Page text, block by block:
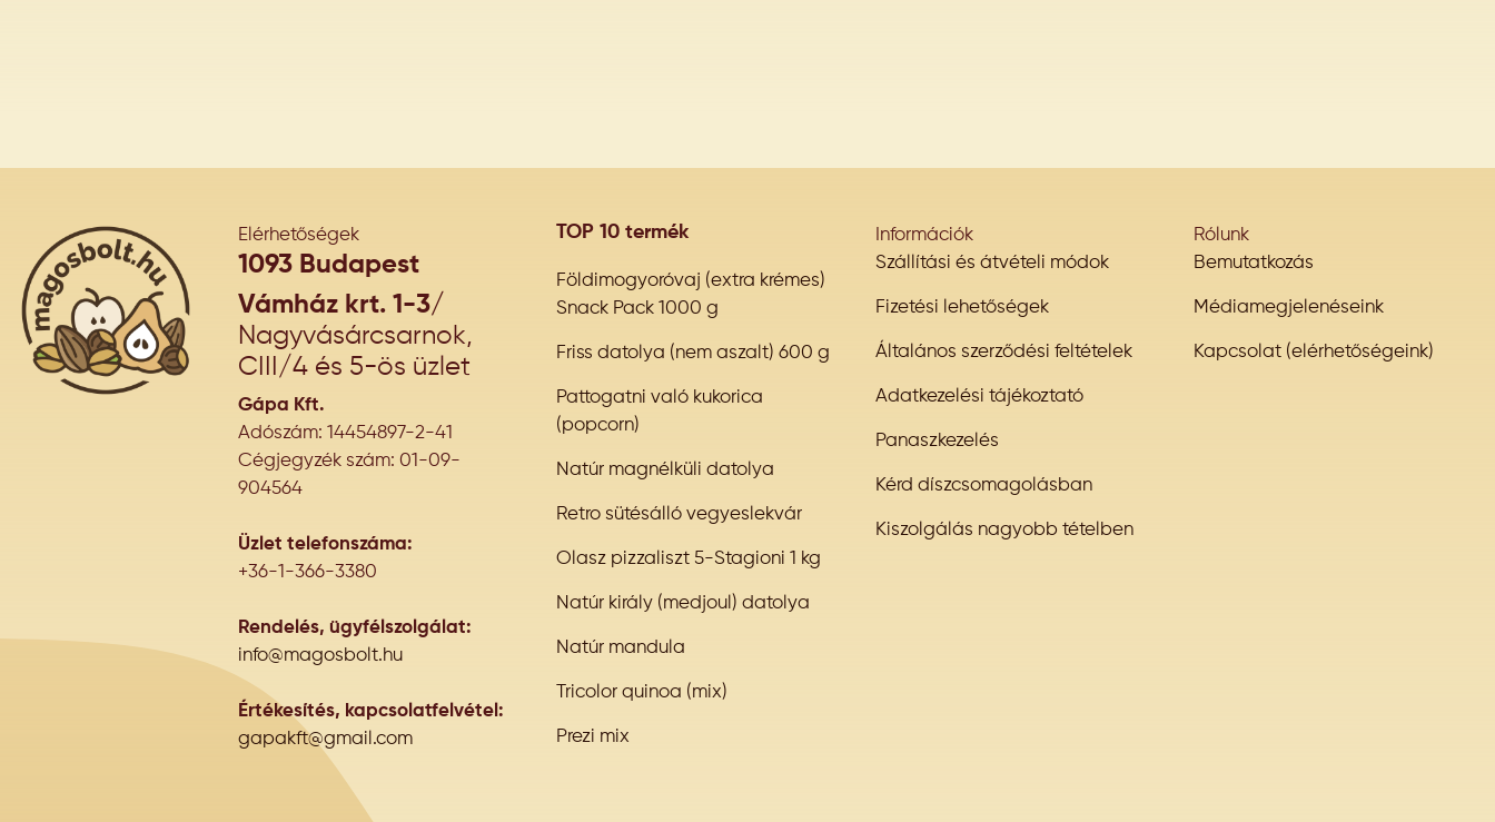
Elérhetőségek
1093 Budapest
Vámház krt. 1-3/
Nagyvásárcsarnok,
CIII/4 és 5-ös üzlet
Gápa Kft.
Adószám: 14454897-2-41
Cégjegyzék szám: 01-09-
904564
Üzlet telefonszáma:
+36-1-366-3380
Rendelés, ügyfélszolgálat:
info@magosbolt.hu
Értékesítés, kapcsolatfelvétel:
gapakft@gmail.com
TOP 10 termék
Földimogyoróvaj (extra krémes)
Snack Pack 1000 g
Friss datolya (nem aszalt) 600 g
Pattogatni való kukorica
(popcorn)
Natúr magnélküli datolya
Retro sütésálló vegyeslekvár
Olasz pizzaliszt 5-Stagioni 1 kg
Natúr király (medjoul) datolya
Natúr mandula
Tricolor quinoa (mix)
Prezi mix
Információk
Szállítási és átvételi módok
Fizetési lehetőségek
Általános szerződési feltételek
Adatkezelési tájékoztató
Panaszkezelés
Kérd díszcsomagolásban
Kiszolgálás nagyobb tételben
Rólunk
Bemutatkozás
Médiamegjelenéseink
Kapcsolat (elérhetőségeink)